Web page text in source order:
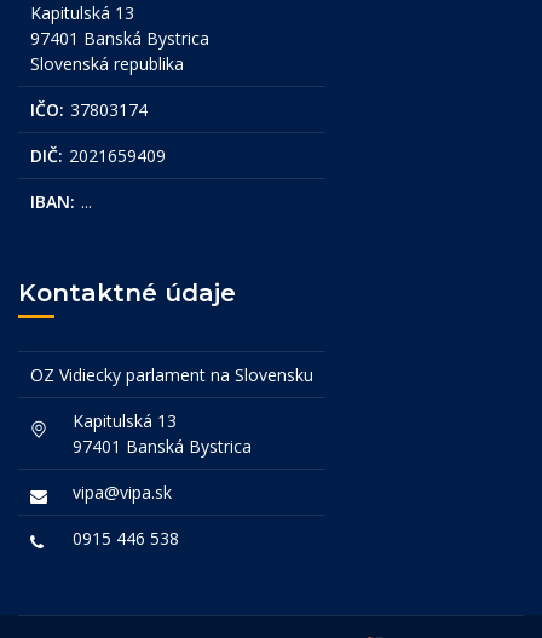
Kapitulská 13
97401 Banská Bystrica
Slovenská republika
IČO: 37803174
DIČ: 2021659409
IBAN: ...
Kontaktné údaje
OZ Vidiecky parlament na Slovensku
Kapitulská 13
97401 Banská Bystrica
vipa@vipa.sk
0915 446 538